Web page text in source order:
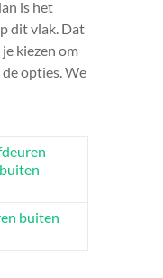
is het
dit vlak. Dat
kiezen om
opties. We
buiten